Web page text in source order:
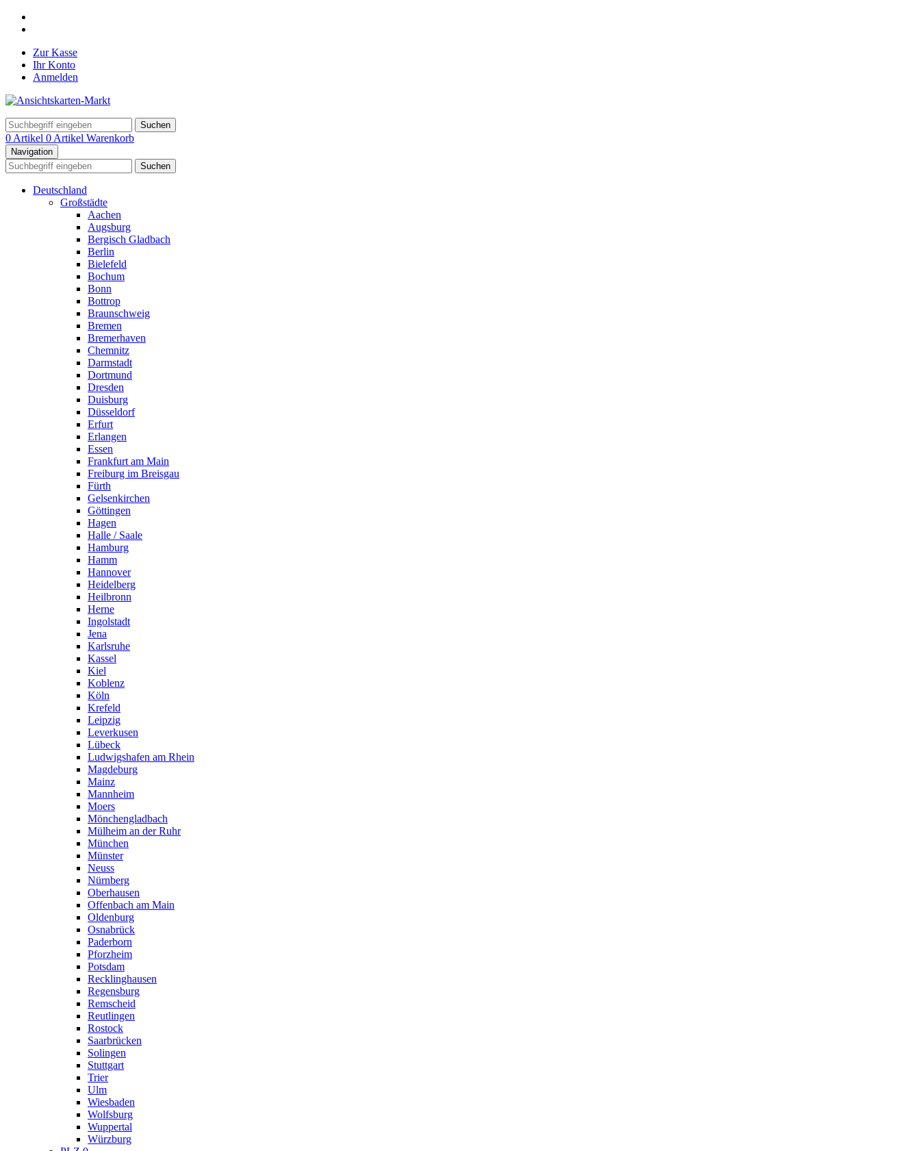
Zur Kasse
Ihr Konto
Anmelden
Suchen
0 Artikel 0 Artikel Warenkorb
Navigation
Suchen
Deutschland
Großstädte
Aachen
Augsburg
Bergisch Gladbach
Berlin
Bielefeld
Bochum
Bonn
Bottrop
Braunschweig
Bremen
Bremerhaven
Chemnitz
Darmstadt
Dortmund
Dresden
Duisburg
Düsseldorf
Erfurt
Erlangen
Essen
Frankfurt am Main
Freiburg im Breisgau
Fürth
Gelsenkirchen
Göttingen
Hagen
Halle / Saale
Hamburg
Hamm
Hannover
Heidelberg
Heilbronn
Herne
Ingolstadt
Jena
Karlsruhe
Kassel
Kiel
Koblenz
Köln
Krefeld
Leipzig
Leverkusen
Lübeck
Ludwigshafen am Rhein
Magdeburg
Mainz
Mannheim
Moers
Mönchengladbach
Mülheim an der Ruhr
München
Münster
Neuss
Nürnberg
Oberhausen
Offenbach am Main
Oldenburg
Osnabrück
Paderborn
Pforzheim
Potsdam
Recklinghausen
Regensburg
Remscheid
Reutlingen
Rostock
Saarbrücken
Solingen
Stuttgart
Trier
Ulm
Wiesbaden
Wolfsburg
Wuppertal
Würzburg